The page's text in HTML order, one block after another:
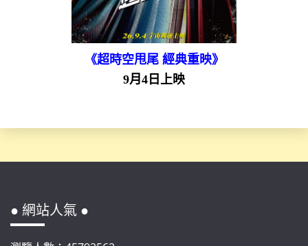
《超時空甩尾 經典重映》
9月4日上映
● 網站人氣 ●